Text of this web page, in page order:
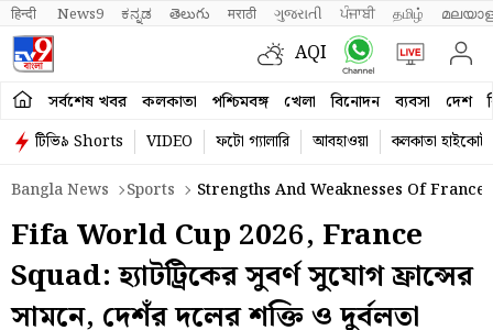
हिन्दी News9 ಕನ್ನಡ తెలుగు मराठी ગુજરાતી ਪੰਜਾਬੀ தமிழ்
AQI
সর্বশেষ খবর কলকাতা পশ্চিমবঙ্গ খেলা বিনোদন ব্যবসা দেশ
টিভি৯ Shorts VIDEO ফটো গ্যালারি আবহাওয়া
কলকাতা হাইকোর্ট
Bangla News
Sports Strengths And Weaknesses Of
Fifa World Cup 2026, France
Squad: হ্যাটট্রিকের সুবর্ণ সুযোগ ফ্রান্সের
সামনে, দেশঁর দলের শক্তি ও দুর্বলতা